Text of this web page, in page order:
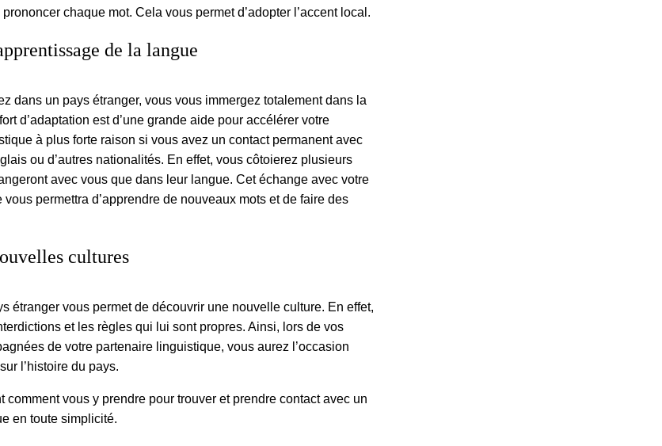
chaque mot. Cela vous permet d’adopter l’accent local.
de la langue
dans un pays étranger, vous vous immergez totalement dans la
d’adaptation est d’une grande aide pour accélérer votre
à plus forte raison si vous avez un contact permanent avec
ou d’autres nationalités. En effet, vous côtoierez plusieurs
avec vous que dans leur langue. Cet échange avec votre
permettra d’apprendre de nouveaux mots et de faire des
cultures
étranger vous permet de découvrir une nouvelle culture. En effet,
et les règles qui lui sont propres. Ainsi, lors de vos
de votre partenaire linguistique, vous aurez l’occasion
l’histoire du pays.
comment vous y prendre pour trouver et prendre contact avec un
en toute simplicité.